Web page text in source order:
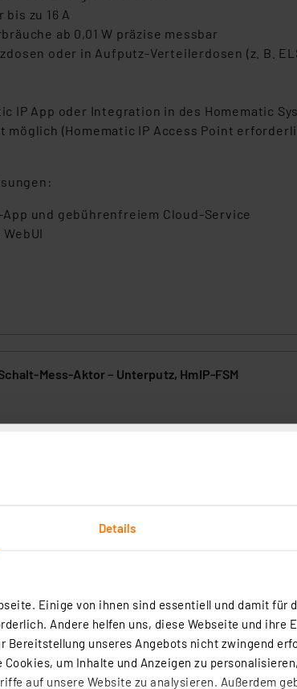
Details
Einige von ihnen sind essentiell und damit für
Andere helfen uns, diese Webseite und ihre
Bereitstellung unseres Angebots nicht zwingend
um Inhalte und Anzeigen zu
auf unsere Website zu analysieren. Außerdem
zu 16 A
ab 0,01 W präzise messbar
oder in Aufputz-Verteilerdosen (z. B.
IP App oder Integration in des Homematic
möglich (Homematic IP Access Point
und gebührenfreiem Cloud-Service
Mess-Aktor – Unterputz, HmIP-FSM
Set Schalt-Mess-Aktor, 16 A, Unterputz